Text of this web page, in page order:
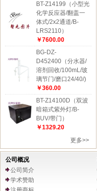
BT-Z14199（小型光
化学反应器/翻盖一
体式/2x2通道/B-
LRS2110）
￥7600.00
BG-DZ-
D452400（分水器/
溶剂回收/100mL/玻
璃节门/磨口24/40/)
￥360.00
BT-Z14100D（双波
暗箱式紫外灯/B-
BUV/带门）
￥1329.20
更多>>
公司概况
公司简介
学术赞助